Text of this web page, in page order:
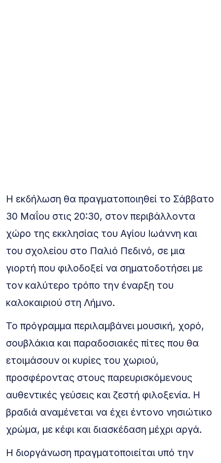
Η εκδήλωση θα πραγματοποιηθεί το Σάββατο
30 Μαΐου στις 20:30, στον περιβάλλοντα
χώρο της εκκλησίας του Αγίου Ιωάννη και
του σχολείου στο Παλιό Πεδινό, σε μια
γιορτή που φιλοδοξεί να σηματοδοτήσει με
τον καλύτερο τρόπο την έναρξη του
καλοκαιριού στη Λήμνο.
Το πρόγραμμα περιλαμβάνει μουσική, χορό,
σουβλάκια και παραδοσιακές πίτες που θα
ετοιμάσουν οι κυρίες του χωριού,
προσφέροντας στους παρευρισκόμενους
αυθεντικές γεύσεις και ζεστή φιλοξενία. Η
βραδιά αναμένεται να έχει έντονο νησιώτικο
χρώμα, με κέφι και διασκέδαση μέχρι αργά.
Η διοργάνωση πραγματοποιείται υπό την